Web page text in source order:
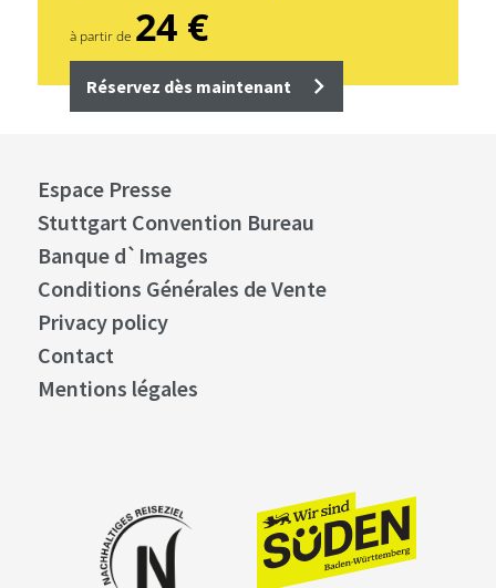
à partir de 24 €
Réservez dès maintenant
Espace Presse
Stuttgart Convention Bureau
Banque d`Images
Conditions Générales de Vente
Privacy policy
Contact
Mentions légales